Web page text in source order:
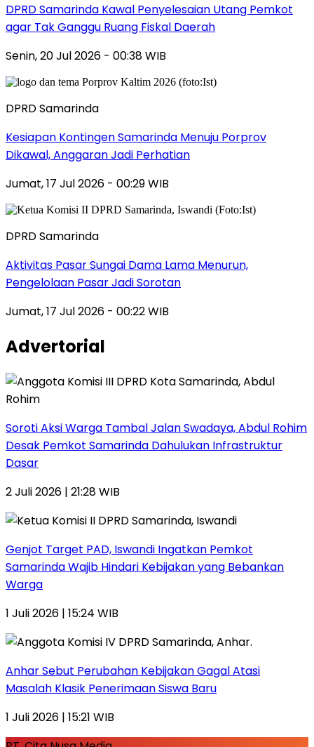
DPRD Samarinda Kawal Penyelesaian Utang Pemkot
agar Tak Ganggu Ruang Fiskal Daerah
Senin, 20 Jul 2026 - 00:38 WIB
DPRD Samarinda
Kesiapan Kontingen Samarinda Menuju Porprov
Dikawal, Anggaran Jadi Perhatian
Jumat, 17 Jul 2026 - 00:29 WIB
DPRD Samarinda
Aktivitas Pasar Sungai Dama Lama Menurun,
Pengelolaan Pasar Jadi Sorotan
Jumat, 17 Jul 2026 - 00:22 WIB
Advertorial
Soroti Aksi Warga Tambal Jalan Swadaya, Abdul Rohim
Desak Pemkot Samarinda Dahulukan Infrastruktur
Dasar
2 Juli 2026 | 21:28 WIB
Genjot Target PAD, Iswandi Ingatkan Pemkot
Samarinda Wajib Hindari Kebijakan yang Bebankan
Warga
1 Juli 2026 | 15:24 WIB
Anhar Sebut Perubahan Kebijakan Gagal Atasi
Masalah Klasik Penerimaan Siswa Baru
1 Juli 2026 | 15:21 WIB